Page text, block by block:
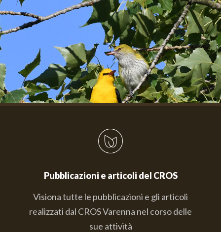
Pubblicazioni e articoli del CROS
Visiona tutte le pubblicazioni e gli articoli
realizzati dal CROS Varenna nel corso delle
sue attività